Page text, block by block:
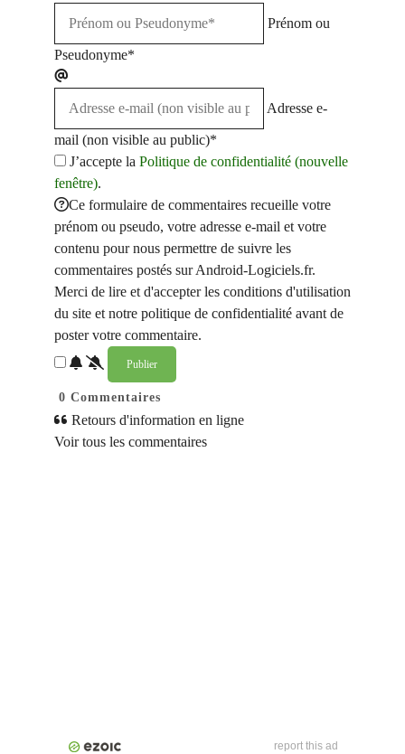
Prénom ou
Pseudonyme*
Adresse e-
mail (non visible au public)*
J’accepte la Politique de confidentialité (nouvelle
fenêtre).
Ce formulaire de commentaires recueille votre
prénom ou pseudo, votre adresse e-mail et votre
contenu pour nous permettre de suivre les
commentaires postés sur Android-Logiciels.fr.
Merci de lire et d'accepter les conditions d'utilisation
du site et notre politique de confidentialité avant de
poster votre commentaire.
0 Commentaires
Retours d'information en ligne
Voir tous les commentaires
report this ad